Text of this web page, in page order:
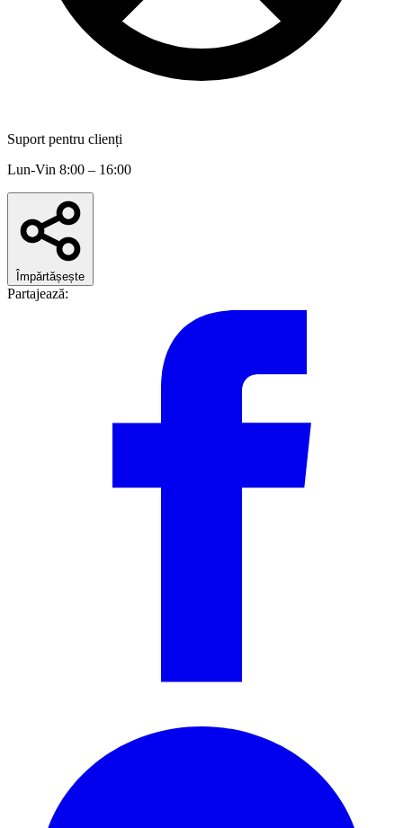
Suport pentru clienți
Lun-Vin 8:00 – 16:00
Împărtășește
Partajează: